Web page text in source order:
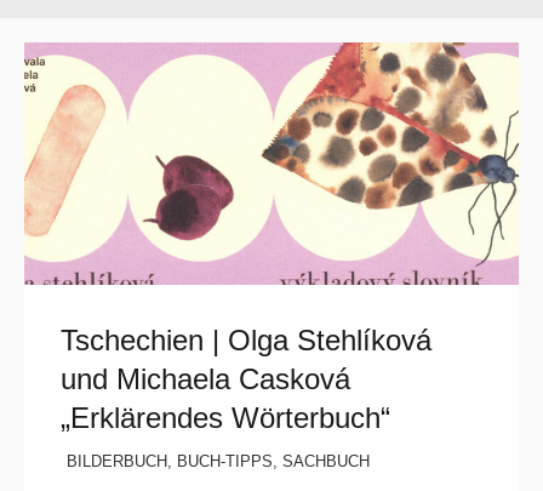
Tschechien | Olga Stehlíková
und Michaela Casková
„Erklärendes Wörterbuch“
BILDERBUCH , BUCH-TIPPS, SACHBUCH